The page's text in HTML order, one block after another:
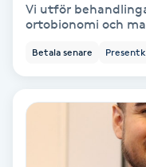
Psoriasis
Vi utför
Betala senare